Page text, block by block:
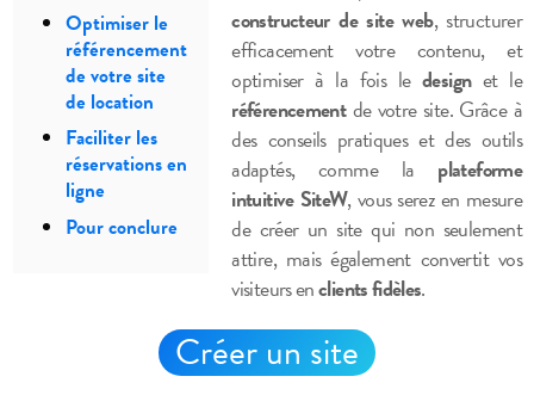
Optimiser le
référencement
de votre site
de location
Faciliter les
réservations en
ligne
Pour conclure
constructeur de site web, structurer
efficacement votre contenu, et
optimiser à la fois ledesignet le
référencementde votre site. Grâce à
des conseils pratiques et des outils
adaptés, comme la plateforme
intuitive SiteW, vous serez en mesure
de créer un site qui non seulement
attire, mais également convertit vos
visiteurs enclients fidèles.
Créer un site